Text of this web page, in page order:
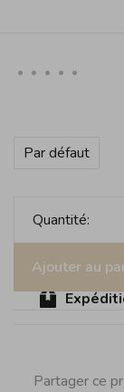
• • • • •
Par défaut
Quantité:
Ajouter au
Partager ce